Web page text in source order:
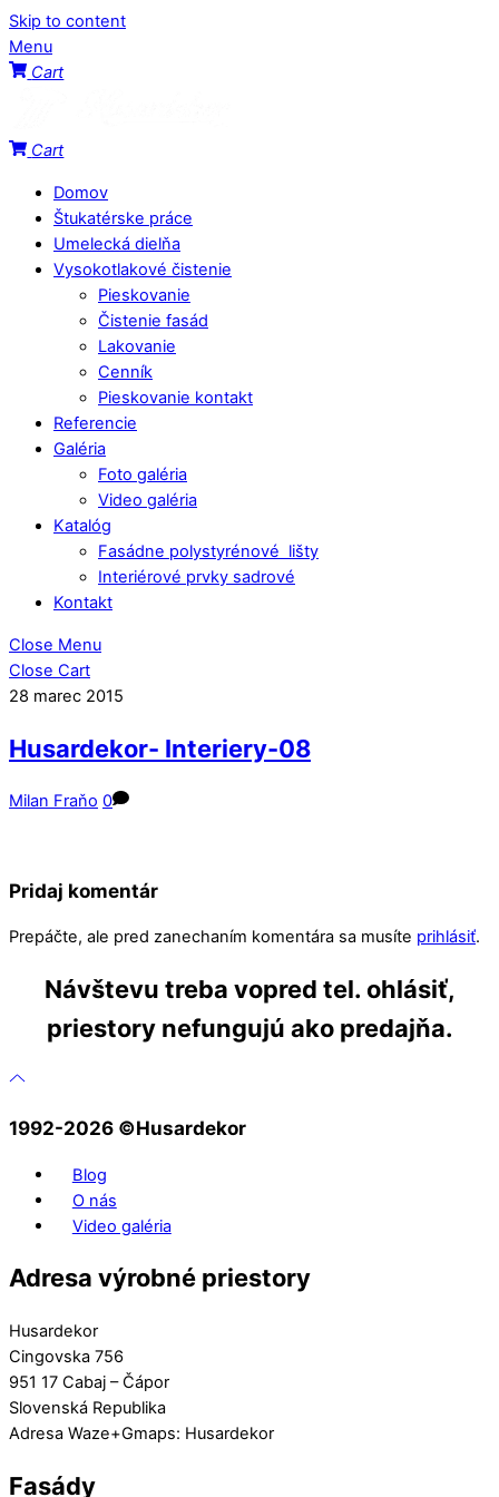
Skip to content
Menu
Cart
Cart
Domov
Štukatérske práce
Umelecká dielňa
Vysokotlakové čistenie
Pieskovanie
Čistenie fasád
Lakovanie
Cenník
Pieskovanie kontakt
Referencie
Galéria
Foto galéria
Video galéria
Katalóg
Fasádne polystyrénové lišty
Interiérové prvky sadrové
Kontakt
Close Menu
Close Cart
28 marec 2015
Husardekor- Interiery-08
Milan Fraňo 0
Pridaj komentár
Prepáčte, ale pred zanechaním komentára sa musíte prihlásiť.
Návštevu treba vopred tel. ohlásiť,
priestory nefungujú ako predajňa.
1992-2026 ©️Husardekor
Blog
O nás
Video galéria
Adresa výrobné priestory
Husardekor
Cingovska 756
951 17 Cabaj – Čápor
Slovenská Republika
Adresa Waze+Gmaps: Husardekor
Fasády